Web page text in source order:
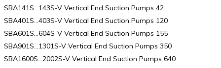
SBA141S…143S-V Vertical End Suction Pumps 42
SBA401S…403S-V Vertical End Suction Pumps 120
SBA601S…604S-V Vertical End Suction Pumps 155
SBA901S…1301S-V Vertical End Suction Pumps 350
SBA1600S…2002S-V Vertical End Suction Pumps 640